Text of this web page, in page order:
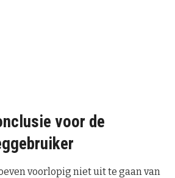
voor de
voorlopig niet uit te gaan van